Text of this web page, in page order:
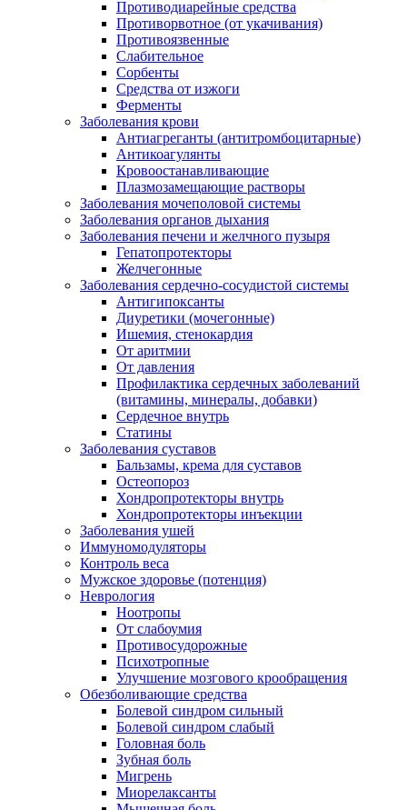
Противодиарейные средства
Противорвотное (от укачивания)
Противоязвенные
Слабительное
Сорбенты
Средства от изжоги
Ферменты
Заболевания крови
Антиагреганты (антитромбоцитарные)
Антикоагулянты
Кровоостанавливающие
Плазмозамещающие растворы
Заболевания мочеполовой системы
Заболевания органов дыхания
Заболевания печени и желчного пузыря
Гепатопротекторы
Желчегонные
Заболевания сердечно-сосудистой системы
Антигипоксанты
Диуретики (мочегонные)
Ишемия, стенокардия
От аритмии
От давления
Профилактика сердечных заболеваний
(витамины, минералы, добавки)
Сердечное внутрь
Статины
Заболевания суставов
Бальзамы, крема для суставов
Остеопороз
Хондропротекторы внутрь
Хондропротекторы инъекции
Заболевания ушей
Иммуномодуляторы
Контроль веса
Мужское здоровье (потенция)
Неврология
Ноотропы
От слабоумия
Противосудорожные
Психотропные
Улучшение мозгового крообращения
Обезболивающие средства
Болевой синдром сильный
Болевой синдром слабый
Головная боль
Зубная боль
Мигрень
Миорелаксанты